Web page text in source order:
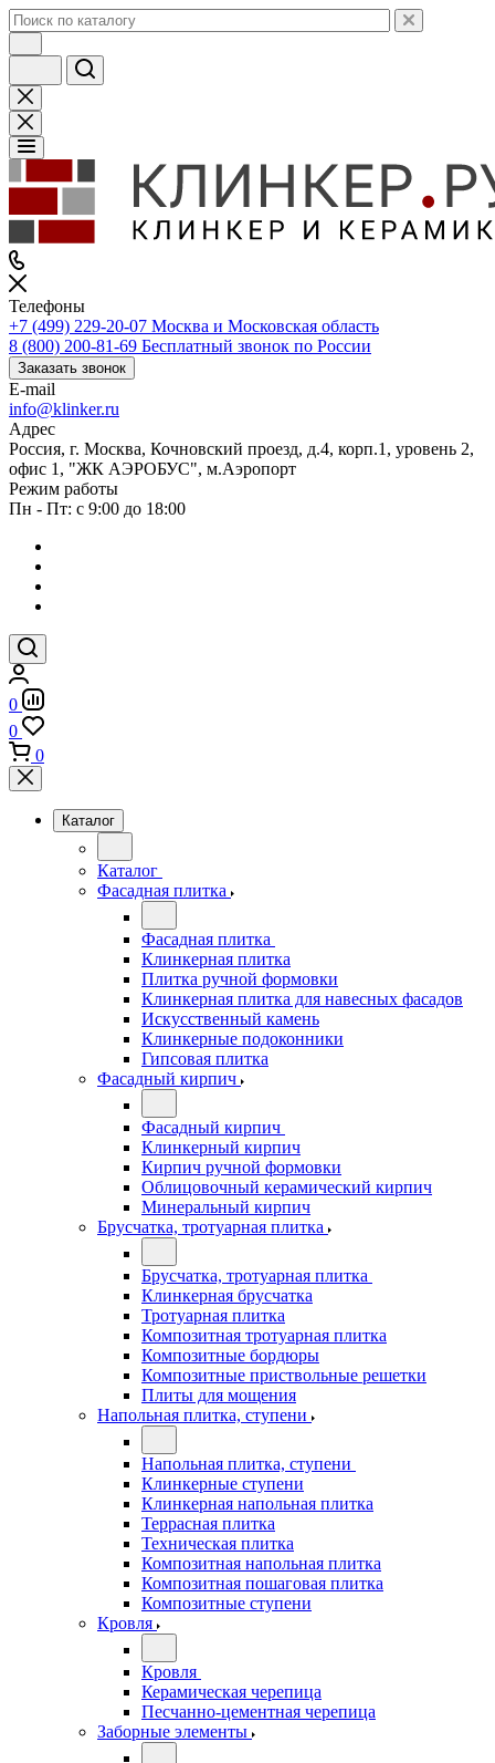
Телефоны
+7 (499) 229-20-07 Москва и Московская область
8 (800) 200-81-69 Бесплатный звонок по России
Заказать звонок
E-mail
info@klinker.ru
Адрес
Россия, г. Москва, Кочновский проезд, д.4, корп.1, уровень 2,
офис 1, "ЖК АЭРОБУС", м.Аэропорт
Режим работы
Пн - Пт: с 9:00 до 18:00
0
0
0
Каталог
Каталог
Фасадная плитка
Фасадная плитка
Клинкерная плитка
Плитка ручной формовки
Клинкерная плитка для навесных фасадов
Искусственный камень
Клинкерные подоконники
Гипсовая плитка
Фасадный кирпич
Фасадный кирпич
Клинкерный кирпич
Кирпич ручной формовки
Облицовочный керамический кирпич
Минеральный кирпич
Брусчатка, тротуарная плитка
Брусчатка, тротуарная плитка
Клинкерная брусчатка
Тротуарная плитка
Композитная тротуарная плитка
Композитные бордюры
Композитные приствольные решетки
Плиты для мощения
Напольная плитка, ступени
Напольная плитка, ступени
Клинкерные ступени
Клинкерная напольная плитка
Террасная плитка
Техническая плитка
Композитная напольная плитка
Композитная пошаговая плитка
Композитные ступени
Кровля
Кровля
Керамическая черепица
Песчанно-цементная черепица
Заборные элементы